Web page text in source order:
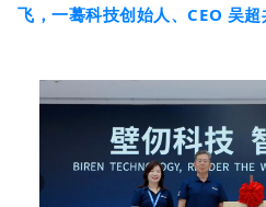
飞，一蓦科技创始人、CEO 吴超